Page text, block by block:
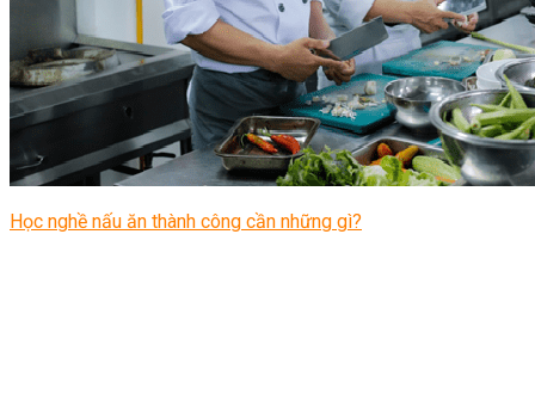
Học nghề nấu ăn thành công cần những gì?